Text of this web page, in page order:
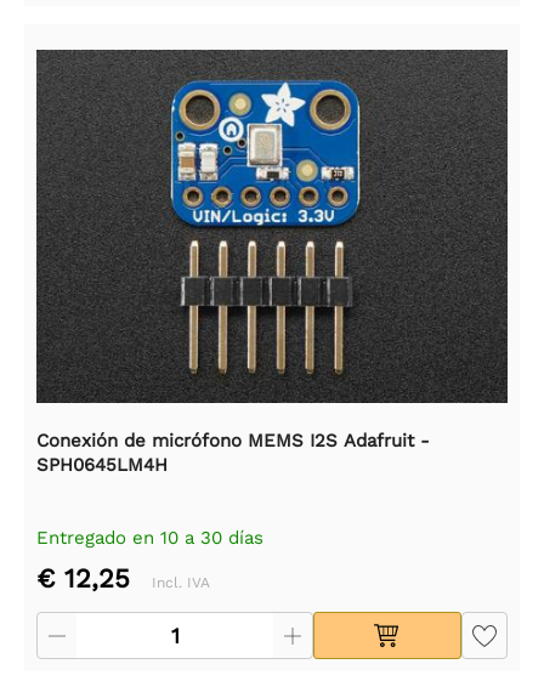
Conexión de micrófono MEMS I2S Adafruit -
SPH0645LM4H
Entregado en 10 a 30 días
€ 12,25 Incl. IVA